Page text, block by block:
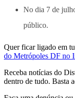
No dia 7 de
público.
Quer ficar ligado em
do Metrópoles DF no
Receba notícias do
dentro de tudo. Basta